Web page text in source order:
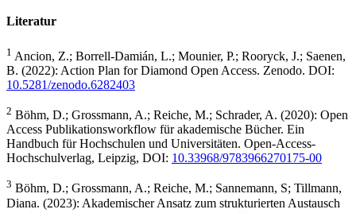
Literatur
1 Ancion, Z.; Borrell-Damián, L.; Mounier, P.; Rooryck, J.; Saenen,
B. (2022): Action Plan for Diamond Open Access. Zenodo. DOI:
10.5281/zenodo.6282403
2 Böhm, D.; Grossmann, A.; Reiche, M.; Schrader, A. (2020): Open
Access Publikationsworkflow für akademische Bücher. Ein
Handbuch für Hochschulen und Universitäten. Open-Access-
Hochschulverlag, Leipzig, DOI: 10.33968/9783966270175-00
3 Böhm, D.; Grossmann, A.; Reiche, M.; Sannemann, S; Tillmann,
Diana. (2023): Akademischer Ansatz zum strukturierten Austausch